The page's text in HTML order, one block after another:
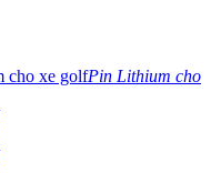
Pin Lithium cho